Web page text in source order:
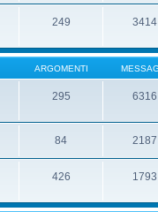
249 3414
ARGOMENTI
295 6316
84 2187
426 1793